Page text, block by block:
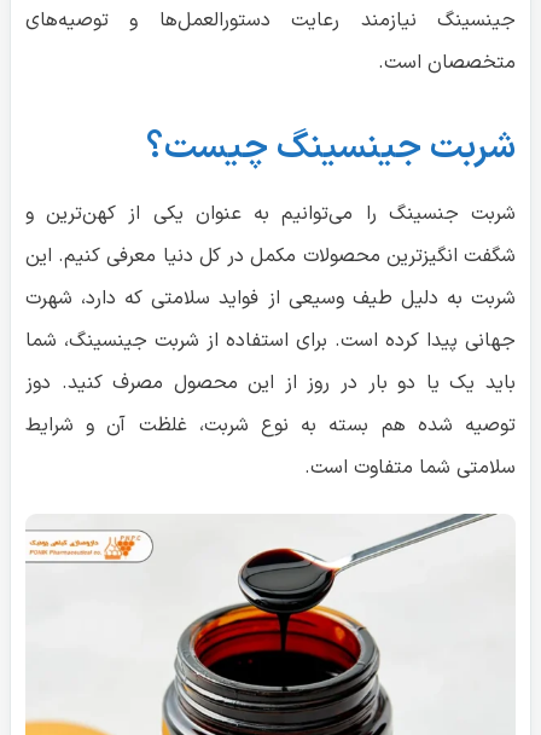
جینسینگ نیازمند رعایت دستورالعمل‌ها و توصیه‌های
متخصصان است.
شربت جینسینگ چیست؟
شربت‌ جنسینگ را می‌توانیم به عنوان یکی از کهن‌ترین و
شگفت انگیزترین محصولات مکمل در کل دنیا معرفی کنیم. این
شربت به دلیل طیف وسیعی از فواید سلامتی که دارد، شهرت
جهانی پیدا کرده است. برای استفاده از شربت جینسینگ، شما
باید یک یا دو بار‌ در روز از این محصول مصرف کنید. دوز
توصیه شده هم بسته به نوع شربت، غلظت آن و شرایط
سلامتی شما متفاوت است.